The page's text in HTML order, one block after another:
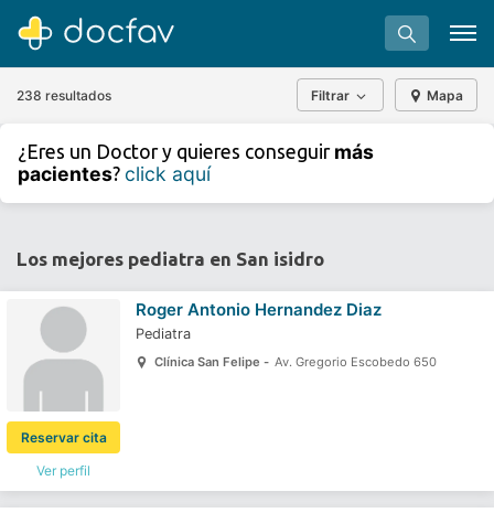
Buscar
¿Eres un doctor?
238 resultados Filtrar Mapa
¿Eres un Doctor y quieres conseguir más
pacientes? click aquí
Los mejores pediatra en San isidro
Ver perfil
Reservar cita
Roger Antonio Hernandez Diaz
Pediatra
Clínica San Felipe - Av. Gregorio Escobedo 650
⇧
©
contributors.